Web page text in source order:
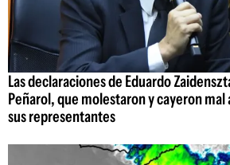
Las declaraciones de Eduardo
Peñarol, que molestaron y cayeron mal
sus representantes